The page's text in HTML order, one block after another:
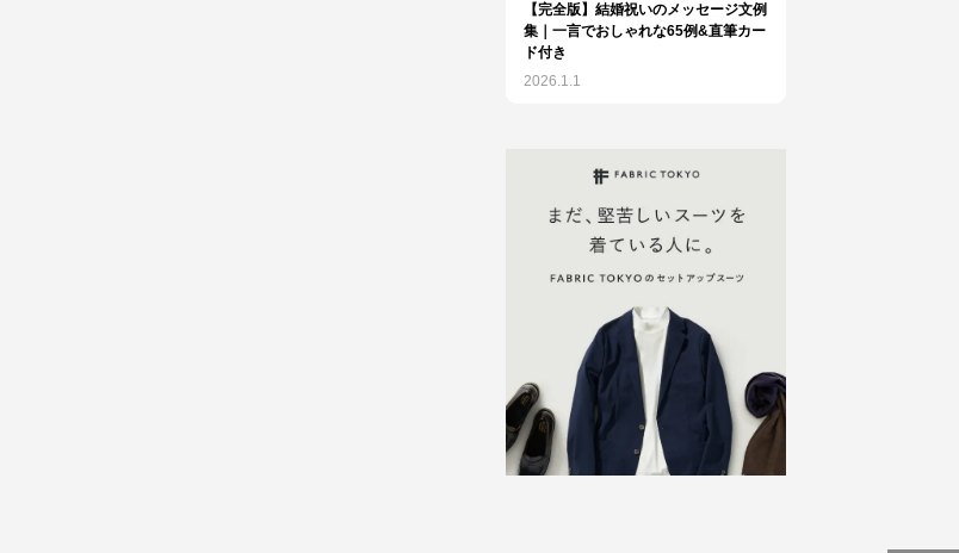
【完全版】結婚祝いのメッセージ文例
集｜一言でおしゃれな65例&直筆カー
ド付き
2026.1.1